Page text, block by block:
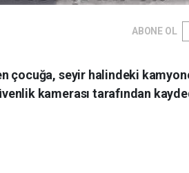
ABONE OL
çocuğa, seyir halindeki
kamerası tarafından